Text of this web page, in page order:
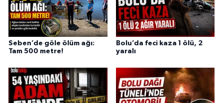
Seben’de göle ölüm ağı:
Tam 500 metre!
Bolu’da feci kaza 1 ölü, 2
yaralı